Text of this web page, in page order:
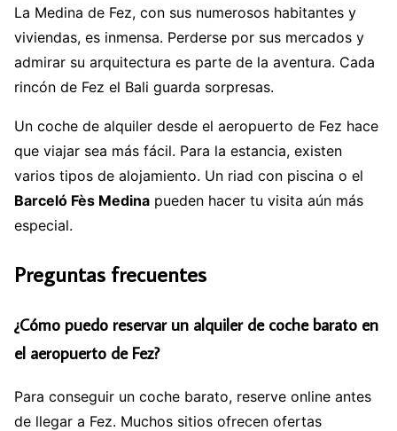
La Medina de Fez, con sus numerosos habitantes y
viviendas, es inmensa. Perderse por sus mercados y
admirar su arquitectura es parte de la aventura. Cada
rincón de Fez el Bali guarda sorpresas.
Un coche de alquiler desde el aeropuerto de Fez hace
que viajar sea más fácil. Para la estancia, existen
varios tipos de alojamiento. Un riad con piscina o el
Barceló Fès Medina pueden hacer tu visita aún más
especial.
Preguntas frecuentes
¿Cómo puedo reservar un alquiler de coche barato en
el aeropuerto de Fez?
Para conseguir un coche barato, reserve online antes
de llegar a Fez. Muchos sitios ofrecen ofertas